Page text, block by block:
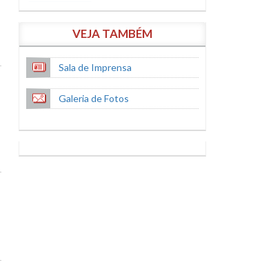
VEJA TAMBÉM
Sala de Imprensa
Galeria de Fotos